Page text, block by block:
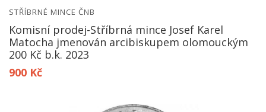
STŘÍBRNÉ MINCE ČNB
Komisní prodej-Stříbrná mince Josef Karel
Matocha jmenován arcibiskupem olomouckým
200 Kč b.k. 2023
900 Kč